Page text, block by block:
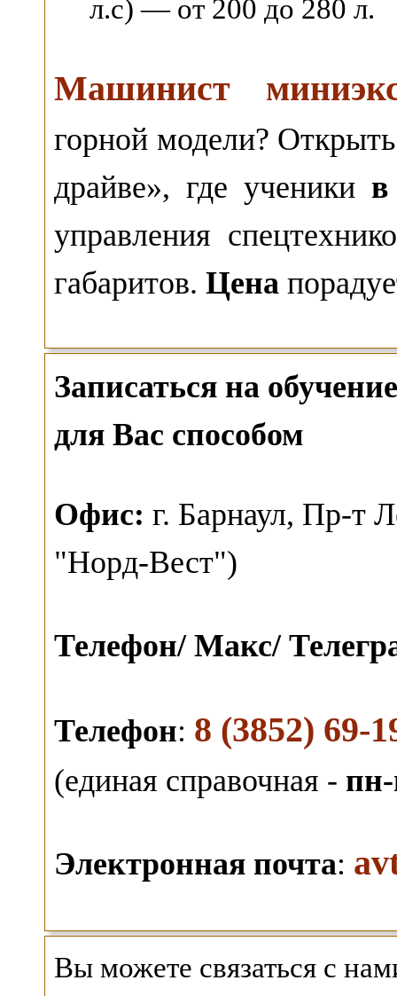
л.с) — от 200 до 280 л.
Машинист
горной модели?
драйве», где ученики в
управления
габаритов. Цена
Записаться на
для Вас способом
Офис: г. Барнаул, Пр-т
"Норд-Вест")
Телефон/ Макс/
Телефон: 8 (3852) 69-
(единая справочная -
Электронная почта:
Вы можете связаться с